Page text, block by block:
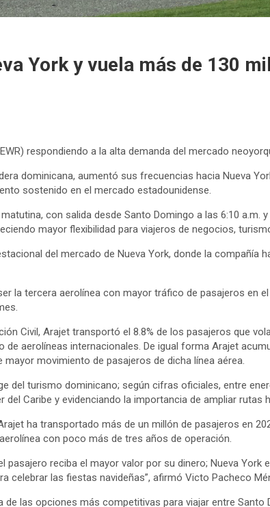
York y vuela más de 130
respondiendo a la alta demanda del mercado
dominicana, aumentó sus frecuencias hacia Nueva
sostenido en el mercado estadounidense.
con salida desde Santo Domingo a las 6:10 a.m.
mayor flexibilidad para viajeros de negocios,
del mercado de Nueva York, donde la
la tercera aerolínea con mayor tráfico de pasajeros en
Civil, Arajet transportó el 8.8% de los pasajeros que
aerolíneas internacionales. De igual forma Arajet
movimiento de pasajeros de dicha línea aérea.
del turismo dominicano; según cifras oficiales, entre
Caribe y evidenciando la importancia de ampliar
ha transportado más de un millón de pasajeros en
con poco más de tres años de operación.
reciba el mayor valor por su dinero; Nueva
las fiestas navideñas”, afirmó Victo Pacheco
las opciones más competitivas para viajar entre